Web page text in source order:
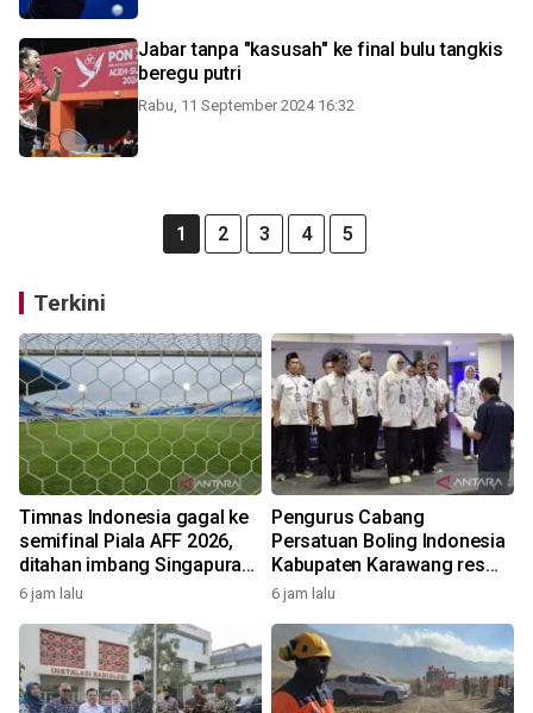
Jabar tanpa "kasusah" ke final bulu tangkis
beregu putri
Rabu, 11 September 2024 16:32
1 2 3 4 5
Terkini
Timnas Indonesia gagal ke
semifinal Piala AFF 2026,
ditahan imbang Singapura
1-1
6 jam lalu
Pengurus Cabang
Persatuan Boling Indonesia
Kabupaten Karawang resmi
terbentuk
6 jam lalu